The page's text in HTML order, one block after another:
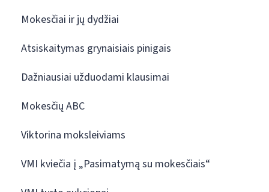
Mokesčiai ir jų dydžiai
Atsiskaitymas grynaisiais pinigais
Dažniausiai užduodami klausimai
Mokesčių ABC
Viktorina moksleiviams
VMI kviečia į „Pasimatymą su mokesčiais“